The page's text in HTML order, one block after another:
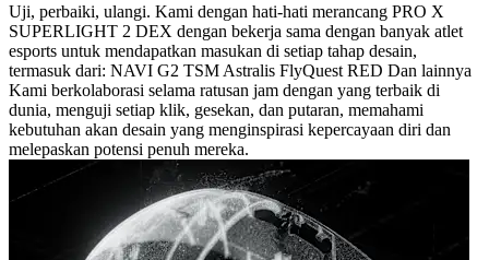
Uji, perbaiki, ulangi. Kami dengan hati-hati merancang PRO X
SUPERLIGHT 2 DEX dengan bekerja sama dengan banyak atlet
esports untuk mendapatkan masukan di setiap tahap desain,
termasuk dari: NAVI G2 TSM Astralis FlyQuest RED Dan lainnya
Kami berkolaborasi selama ratusan jam dengan yang terbaik di
dunia, menguji setiap klik, gesekan, dan putaran, memahami
kebutuhan akan desain yang menginspirasi kepercayaan diri dan
melepaskan potensi penuh mereka.